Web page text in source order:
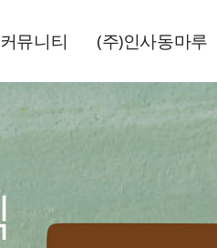
커뮤니티
뉴스기사
(주)인사동마루
층별안내